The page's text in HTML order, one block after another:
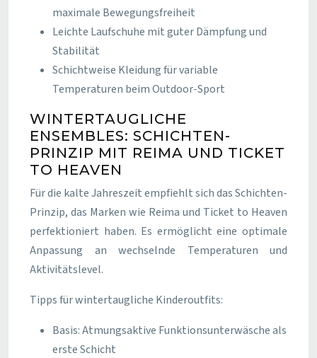
maximale Bewegungsfreiheit
Leichte Laufschuhe mit guter Dämpfung und
Stabilität
Schichtweise Kleidung für variable
Temperaturen beim Outdoor-Sport
WINTERTAUGLICHE
ENSEMBLES: SCHICHTEN-
PRINZIP MIT REIMA UND TICKET
TO HEAVEN
Für die kalte Jahreszeit empfiehlt sich das Schichten-
Prinzip, das Marken wie Reima und Ticket to Heaven
perfektioniert haben. Es ermöglicht eine optimale
Anpassung an wechselnde Temperaturen und
Aktivitätslevel.
Tipps für wintertaugliche Kinderoutfits:
Basis: Atmungsaktive Funktionsunterwäsche als
erste Schicht